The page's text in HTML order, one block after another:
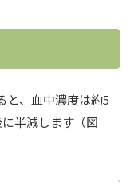
と、血中濃度は約5
半減します（図